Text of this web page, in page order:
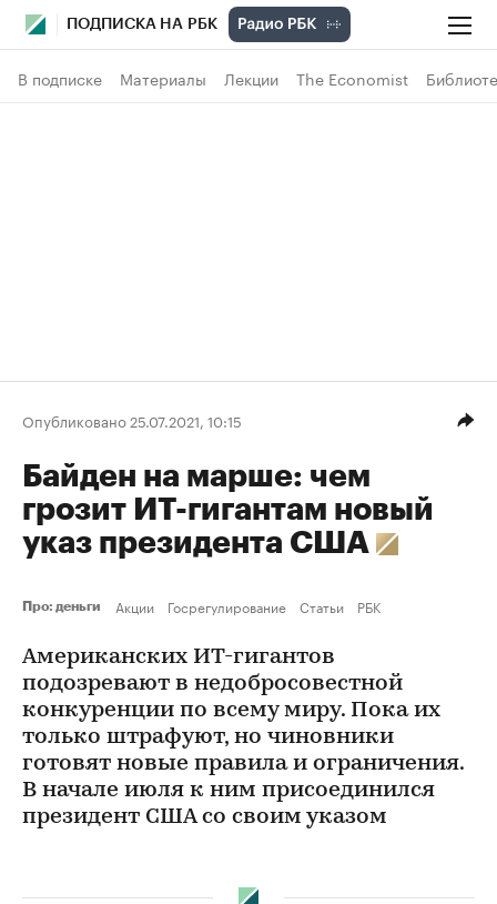
ПОДПИСКА НА РБК
В подписке Материалы Лекции The Economist
Опубликовано 25.07.2021, 10:15
Байден на марше: чем
грозит ИT-гигантам новый
указ президента США
Про: деньги Акции Госрегулирование Статьи РБК
Американских ИT-гигантов
подозревают в недобросовестной
конкуренции по всему миру. Пока их
только штрафуют, но чиновники
готовят новые правила и ограничения.
В начале июля к ним присоединился
президент США со своим указом